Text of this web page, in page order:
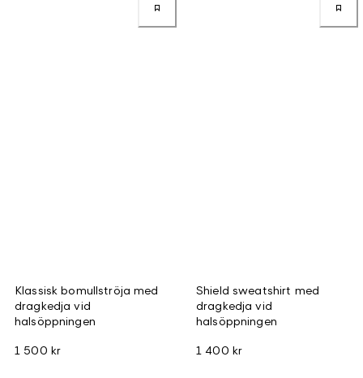
Klassisk bomullströja med
dragkedja vid
halsöppningen
1 500 kr
Shield sweatshirt med
dragkedja vid
halsöppningen
1 400 kr